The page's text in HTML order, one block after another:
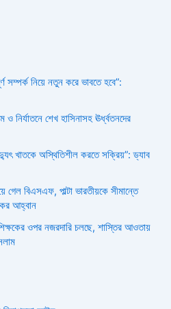
সম্পর্ক নিয়ে নতুন করে ভাবতে হবে”:
নির্যাতনে শেখ হাসিনাসহ ঊর্ধ্বতনদের
খাতকে অস্থিতিশীল করতে সক্রিয়”: ড্যাব
গেল বিএসএফ, পাল্টা ভারতীয়কে সীমান্তে
আহ্বান
ওপর নজরদারি চলছে, শাস্তির আওতায়